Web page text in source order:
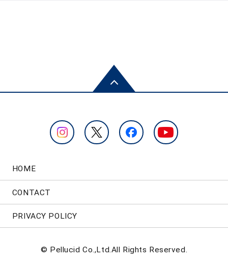
HOME
CONTACT
PRIVACY POLICY
© Pellucid Co.,Ltd.All Rights Reserved.